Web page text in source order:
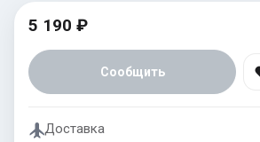
5 190 ₽
Сообщить
Доставка